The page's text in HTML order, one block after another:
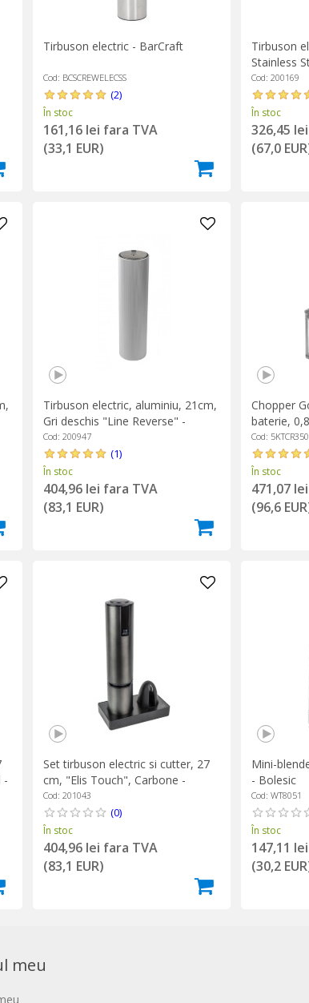
Tirbuson electric - BarCraft
Cod: BCSCREWELECSS
(2)
În stoc
161,16 lei fara TVA
(33,1 EUR)
Tirbuson
Stainless
Cod: 200169
În stoc
326,45
(67,0
Tirbuson electric, aluminiu, 21cm,
Gri deschis "Line Reverse" -
Peugeot
Cod: 200947
(1)
În stoc
404,96 lei fara TVA
(83,1 EUR)
Chopper
baterie,
KitchenAid
Cod:
În stoc
471,07
(96,6
-
Set tirbuson electric si cutter, 27
cm, "Elis Touch", Carbone -
Peugeot
Cod: 201043
(0)
În stoc
404,96 lei fara TVA
(83,1 EUR)
Mini-
- Bolesic
Cod: WT8051
În stoc
147,11
(30,2
meu